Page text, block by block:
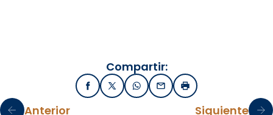
Compartir:
FacebookX / TwitterWhatsApp
EmailImprimir
Anterior Siguiente